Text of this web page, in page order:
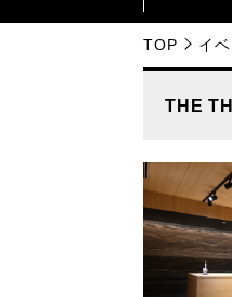
TOP イ
THE